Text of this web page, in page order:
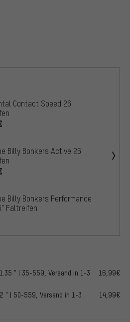
Contact Speed 26"
Billy Bonkers Active 26"
Billy Bonkers Performance
Faltreifen
" | 35-559, Versand in 1-3
16,99€
" | 50-559, Versand in 1-3
14,99€